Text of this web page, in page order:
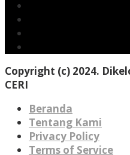
Copyright (c) 2024.
CERI
Beranda
Tentang Kami
Privacy Policy
Terms of Service